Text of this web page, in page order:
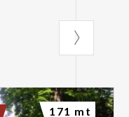
171 mt